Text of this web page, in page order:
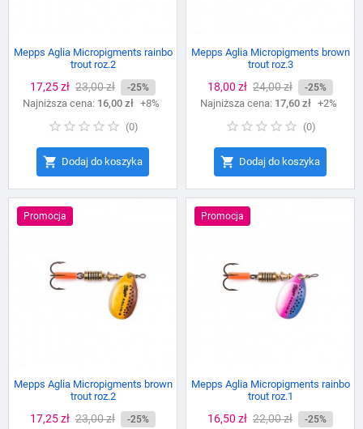
Mepps Aglia Micropigments rainbo
trout roz.2
Cena
17,25 zł Cena
podstawowa
23,00 zł -25%
Najniższa cena: 16,00 zł +8%
(0)
 Dodaj do koszyka
Mepps Aglia Micropigments brown
trout roz.3
Cena
18,00 zł Cena
podstawowa
24,00 zł -25%
Najniższa cena: 17,60 zł +2%
(0)
 Dodaj do koszyka
Promocja
Mepps Aglia Micropigments brown
trout roz.2
Cena
17,25 zł Cena
23,00 zł -25%
Promocja
Mepps Aglia Micropigments rainbo
trout roz.1
Cena
16,50 zł Cena
22,00 zł -25%